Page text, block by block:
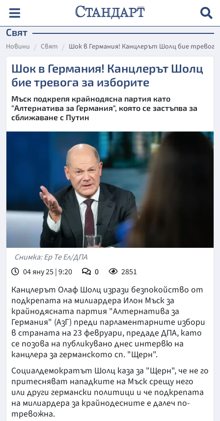
Свят
Новини Свят Шок в Германия! Канцлерът Шолц бие тревога
Шок в Германия! Канцлерът Шолц
бие тревога за изборите
Мъск подкрепя крайнодясна партия като
"Алтернатива за Германия", която се застъпва за
сближаване с Путин
Снимка: Ер Те Ел/ДПА
04 яну 25 | 9:20
0 2851
Канцлерът Олаф Шолц изрази безпокойство от
подкрепата на милиардера Илон Мъск за
крайнодясната партия "Алтернатива за
Германия" (АзГ) преди парламентарните избори
в страната на 23 февруари, предаде ДПА, като
се позова на публикувано днес интервю на
канцлера за германското сп. "Щерн".
Социалдемократът Шолц каза за "Щерн", че не го
притесняват нападките на Мъск срещу него
или други германски политици и че подкрепата
на милиардера за крайнодесните е далеч по-
тревожна.